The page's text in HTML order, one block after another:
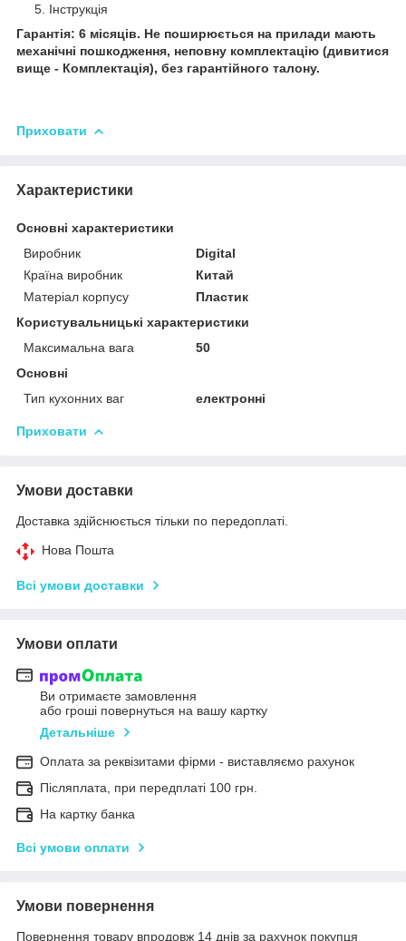
Інструкція
Гарантія: 6 місяців. Не поширюється на прилади мають
механічні пошкодження, неповну комплектацію (дивитися
вище - Комплектація), без гарантійного талону.
Приховати
Характеристики
Основні характеристики
Виробник
Digital
Країна виробник
Китай
Матеріал корпусу
Пластик
Користувальницькі характеристики
Максимальна вага
50
Основні
Тип кухонних ваг
електронні
Приховати
Умови доставки
Доставка здійснюється тільки по передоплаті.
Нова Пошта
Всі умови доставки
Умови оплати
Ви отримаєте замовлення
або гроші повернуться на вашу картку
Детальніше
Оплата за реквізитами фірми - виставляємо рахунок
Післяплата, при передплаті 100 грн.
На картку банка
Всі умови оплати
Умови повернення
Повернення товару впродовж 14 днів за рахунок покупця